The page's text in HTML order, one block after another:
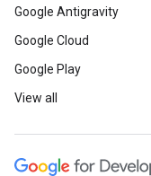
Google Antigravity
Google Cloud
Google Play
View all